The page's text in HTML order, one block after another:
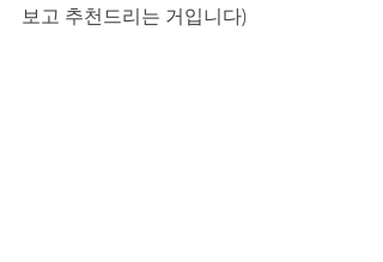
보고 추천드리는 거입니다)